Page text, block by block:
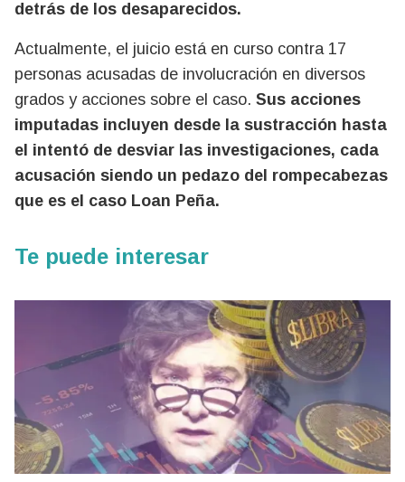
detrás de los desaparecidos.
Actualmente, el juicio está en curso contra 17
personas acusadas de involucración en diversos
grados y acciones sobre el caso. Sus acciones
imputadas incluyen desde la sustracción hasta
el intentó de desviar las investigaciones, cada
acusación siendo un pedazo del rompecabezas
que es el caso Loan Peña.
Te puede interesar